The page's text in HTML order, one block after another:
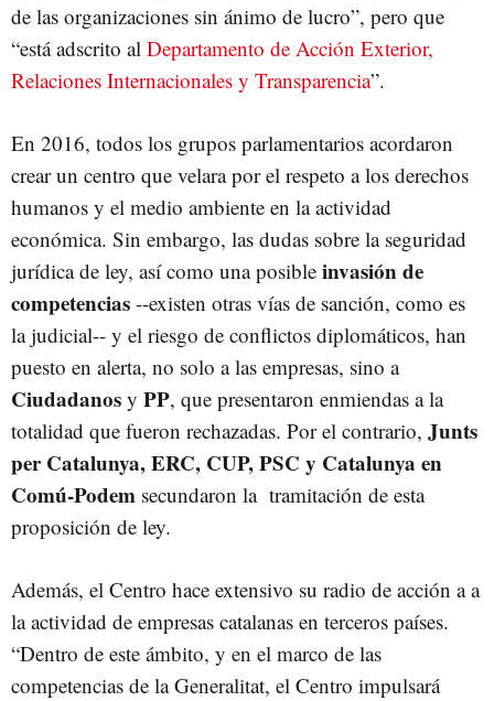
de las organizaciones sin ánimo de lucro”, pero que
“está adscrito al Departamento de Acción Exterior,
Relaciones Internacionales y Transparencia”.
En 2016, todos los grupos parlamentarios acordaron
crear un centro que velara por el respeto a los derechos
humanos y el medio ambiente en la actividad
económica. Sin embargo, las dudas sobre la seguridad
jurídica de ley, así como una posible invasión de
competencias --existen otras vías de sanción, como es
la judicial-- y el riesgo de conflictos diplomáticos, han
puesto en alerta, no solo a las empresas, sino a
Ciudadanos y PP, que presentaron enmiendas a la
totalidad que fueron rechazadas. Por el contrario, Junts
per Catalunya, ERC, CUP, PSC y Catalunya en
Comú-Podem secundaron la tramitación de esta
proposición de ley.
Además, el Centro hace extensivo su radio de acción a a
la actividad de empresas catalanas en terceros países.
“Dentro de este ámbito, y en el marco de las
competencias de la Generalitat, el Centro impulsará